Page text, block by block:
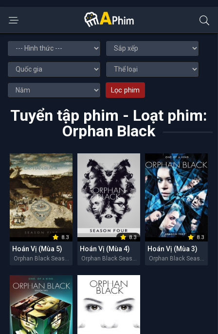
Lọc phim
Tuyển tập phim - Loạt phim:
Orphan Black
8.3
Hoán Vị (Mùa 5)
Orphan Black Season 5 2017
8.3
Hoán Vị (Mùa 4)
Orphan Black Season 4 2016
8.3
Hoán Vị (Mùa 3)
Orphan Black Season 3 2015